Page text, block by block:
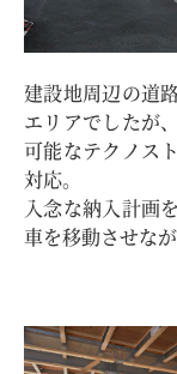
建設地周辺の道
エリアでしたが
可能なテクノス
対応。
入念な納入計画
車を移動させな